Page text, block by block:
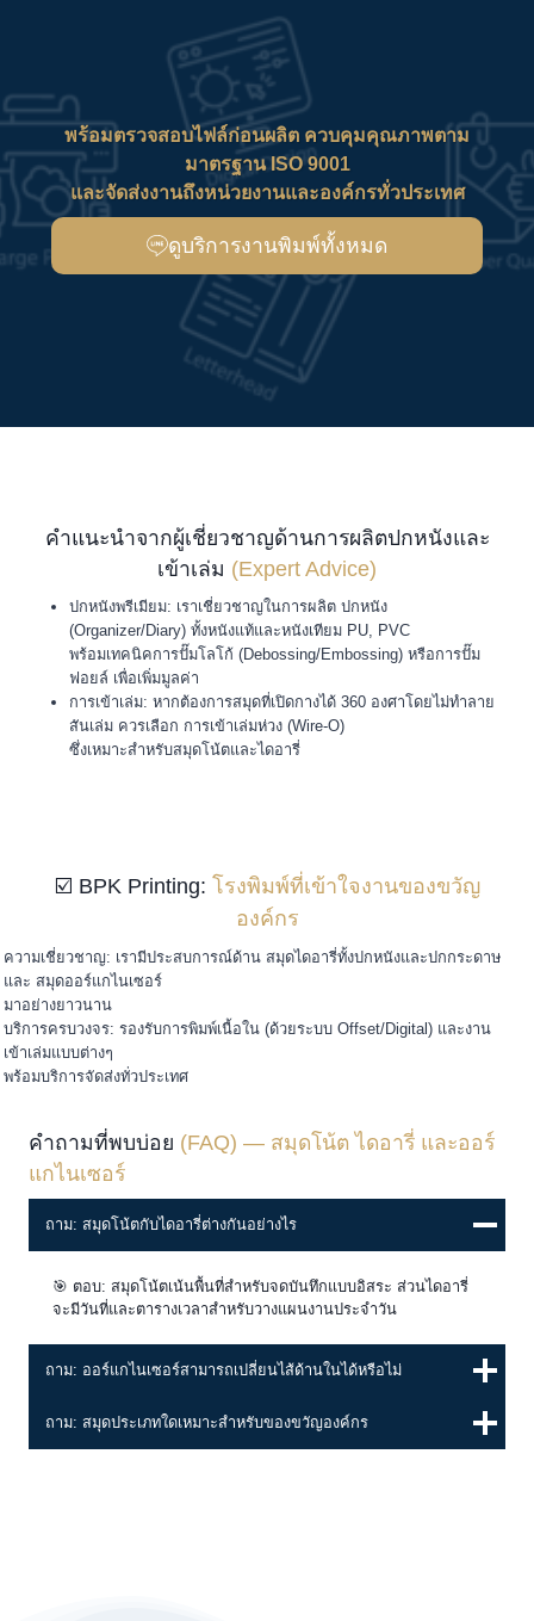
พร้อมตรวจสอบไฟล์ก่อนผลิต ควบคุมคุณภาพตาม
มาตรฐาน ISO 9001
และจัดส่งงานถึงหน่วยงานและองค์กรทั่วประเทศ
ดูบริการงานพิมพ์ทั้งหมด
คำแนะนำจากผู้เชี่ยวชาญด้านการผลิตปกหนังและ
เข้าเล่ม (Expert Advice)
ปกหนังพรีเมียม: เราเชี่ยวชาญในการผลิต ปกหนัง
(Organizer/Diary) ทั้งหนังแท้และหนังเทียม PU, PVC
พร้อมเทคนิคการปั๊มโลโก้ (Debossing/Embossing) หรือการปั๊ม
ฟอยล์ เพื่อเพิ่มมูลค่า
การเข้าเล่ม: หากต้องการสมุดที่เปิดกางได้ 360 องศาโดยไม่ทำลาย
สันเล่ม ควรเลือก การเข้าเล่มห่วง (Wire-O)
ซึ่งเหมาะสำหรับสมุดโน้ตและไดอารี่
☑️ BPK Printing: โรงพิมพ์ที่เข้าใจงานของขวัญ
องค์กร
ความเชี่ยวชาญ: เรามีประสบการณ์ด้าน สมุดไดอารี่ทั้งปกหนังและปกกระดาษ
และ สมุดออร์แกไนเซอร์
มาอย่างยาวนาน
บริการครบวงจร: รองรับการพิมพ์เนื้อใน (ด้วยระบบ Offset/Digital) และงาน
เข้าเล่มแบบต่างๆ
พร้อมบริการจัดส่งทั่วประเทศ
คำถามที่พบบ่อย (FAQ) — สมุดโน้ต ไดอารี่ และออร์
แกไนเซอร์
ถาม: สมุดโน้ตกับไดอารี่ต่างกันอย่างไร
🎯 ตอบ: สมุดโน้ตเน้นพื้นที่สำหรับจดบันทึกแบบอิสระ ส่วนไดอารี่
จะมีวันที่และตารางเวลาสำหรับวางแผนงานประจำวัน
ถาม: ออร์แกไนเซอร์สามารถเปลี่ยนไส้ด้านในได้หรือไม่
ถาม: สมุดประเภทใดเหมาะสำหรับของขวัญองค์กร